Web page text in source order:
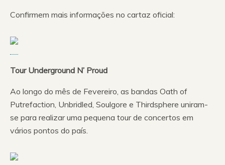
Confirmem mais informações no cartaz oficial:
Tour Underground N’ Proud
Ao longo do mês de Fevereiro, as bandas Oath of
Putrefaction, Unbridled, Soulgore e Thirdsphere uniram-
se para realizar uma pequena tour de concertos em
vários pontos do país.